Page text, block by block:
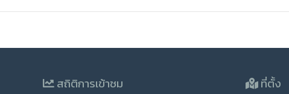
สถิติการเข้าชม ที่ตั้ง